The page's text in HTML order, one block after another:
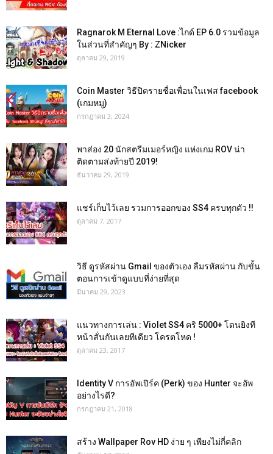
Ragnarok M Eternal Love :ไกด์ EP 6.0 รวมข้อมูล
ในส่วนที่สำคัญๆ By : ZNicker
ตุลาคม 29, 2019
Coin Master วิธีปิดรายชื่อเพื่อนในเฟส facebook
(เกมหมู)
กรกฎาคม 3, 2024
พาส่อง 20 นักสตรีมเมอร์หญิง แห่งเกม ROV น่า
ติดตามส่งท้ายปี 2019!
ธันวาคม 29, 2019
แชร์เก็บไว้เลย รวมการออกของ SS4 ครบทุกตัว !!
ตุลาคม 7, 2017
วิธี ดูรหัสผ่าน Gmail ของตัวเอง ลืมรหัสผ่าน กับขั้น
ตอนการเข้าดูแบบที่ง่ายที่สุด
มีนาคม 29, 2023
แนวทางการเล่น : Violet SS4 คริ 5000+ โดนยิงที
หน้าสั่นกันเลยทีเดียว โครตโหด !
ตุลาคม 23, 2017
Identity V การอัพเปิร์ค (Perk) ของ Hunter จะอัพ
อย่างไรดี?
กรกฎาคม 21, 2018
สร้าง Wallpaper Rov HD ง่าย ๆ เพียงไม่กี่คลิก